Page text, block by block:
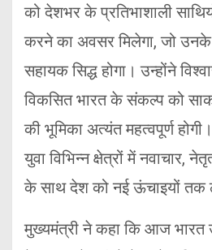
को देशभर के प्रतिभाशाली
करने का अवसर मिलेगा, जो उनके
सहायक सिद्ध होगा। उन्होंने
विकसित भारत के संकल्प को
की भूमिका अत्यंत महत्वपूर्ण
युवा विभिन्न क्षेत्रों में नवाचार,
के साथ देश को नई ऊंचाइयों तक
मुख्यमंत्री ने कहा कि आज भारत